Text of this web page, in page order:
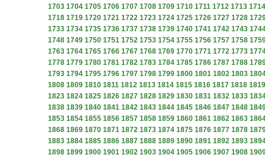
1703 1704 1705 1706 1707 1708 1709 1710 1711 1712 1713 1714
1718 1719 1720 1721 1722 1723 1724 1725 1726 1727 1728
1733 1734 1735 1736 1737 1738 1739 1740 1741 1742 1743
1748 1749 1750 1751 1752 1753 1754 1755 1756 1757 1758
1763 1764 1765 1766 1767 1768 1769 1770 1771 1772 1773
1778 1779 1780 1781 1782 1783 1784 1785 1786 1787 1788
1793 1794 1795 1796 1797 1798 1799 1800 1801 1802 1803
1808 1809 1810 1811 1812 1813 1814 1815 1816 1817 1818 1819
1823 1824 1825 1826 1827 1828 1829 1830 1831 1832 1833
1838 1839 1840 1841 1842 1843 1844 1845 1846 1847 1848
1853 1854 1855 1856 1857 1858 1859 1860 1861 1862 1863
1868 1869 1870 1871 1872 1873 1874 1875 1876 1877 1878
1883 1884 1885 1886 1887 1888 1889 1890 1891 1892 1893
1898 1899 1900 1901 1902 1903 1904 1905 1906 1907 1908